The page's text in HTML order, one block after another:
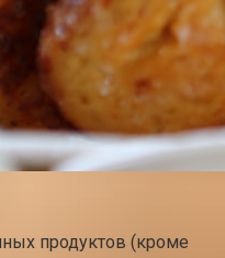
продуктов (кроме